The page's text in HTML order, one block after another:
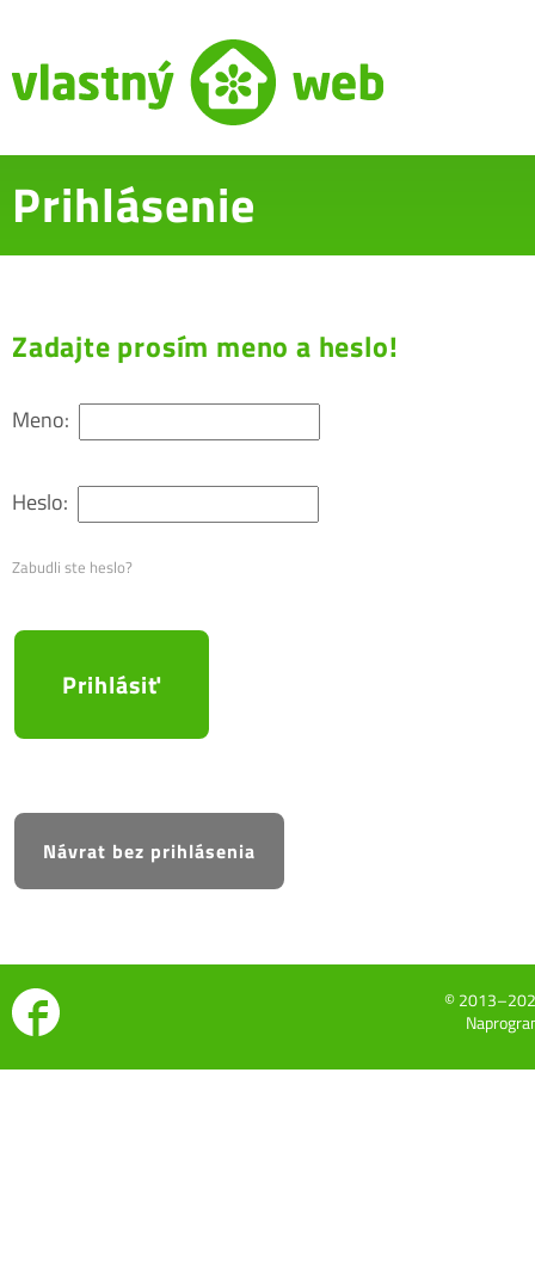
Prihlásenie
Zadajte prosím meno a heslo!
Meno:
Heslo:
Zabudli ste heslo?
©